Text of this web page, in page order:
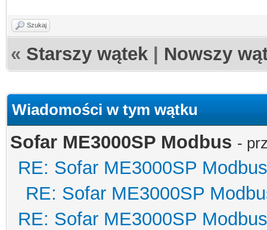
Szukaj
« Starszy wątek Nowszy
Wiadomości w tym wątku
Sofar ME3000SP Modbus -
RE: Sofar ME3000SP Modbus
RE: Sofar ME3000SP
RE: Sofar ME3000SP Modbus